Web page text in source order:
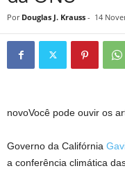
Por Douglas J. Krauss - 14
novoVocê pode ouvir os
Governo da Califórnia
a conferência climática